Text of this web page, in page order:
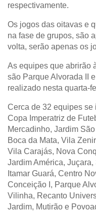
respectivamente.
Os jogos das oitavas e
na fase de grupos, são
volta, serão apenas os
As equipes que abrirão
são Parque Alvorada II
realizado nesta quarta-
Cerca de 32 equipes se
Copa Imperatriz de
Mercadinho, Jardim
Boca da Mata, Vila
Vila Carajás, Nova
Jardim América,
Itamar Guará, Centro
Conceição I, Parque
Vilinha, Recanto
Jardim, Mutirão e